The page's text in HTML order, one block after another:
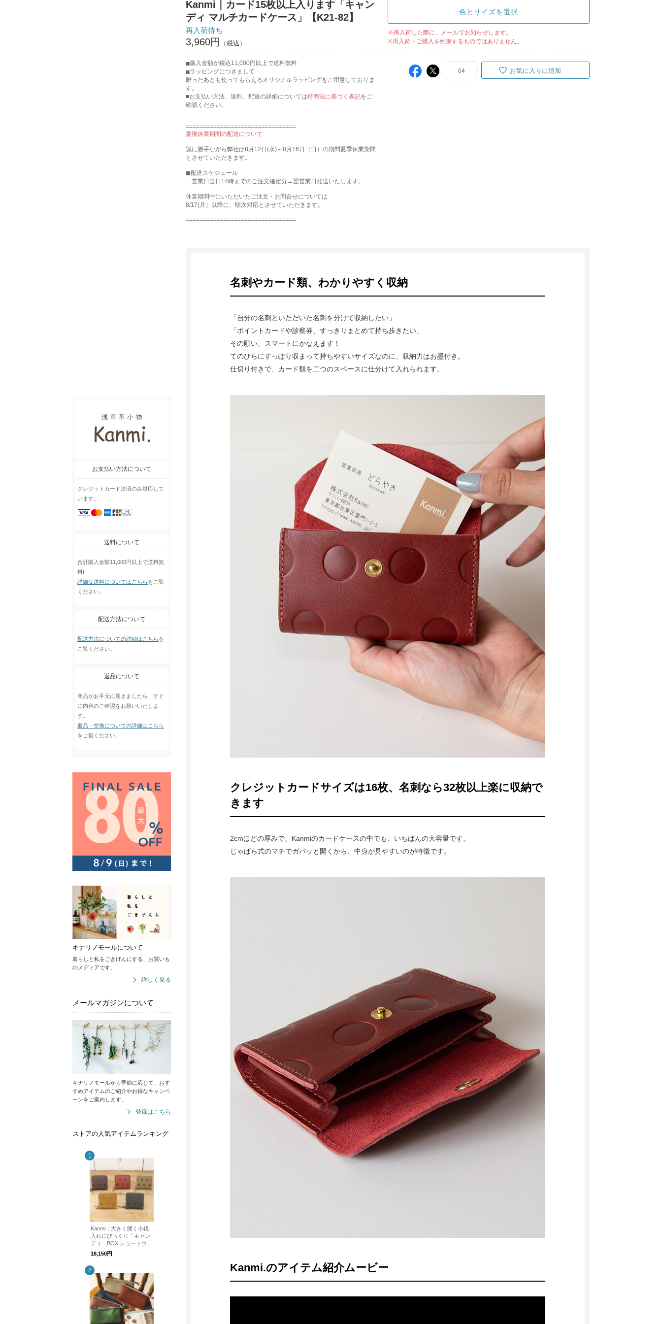
お支払い方法について
クレジットカード決済のみ対応して
います。
送料について
合計購入金額11,000円以上で送料無
料!
詳細な送料についてはこちらをご覧
ください。
配送方法について
配送方法についての詳細はこちらを
ご覧ください。
返品について
商品がお手元に届きましたら、すぐ
に内容のご確認をお願いいたしま
す。
返品・交換についての詳細はこちら
をご覧ください。
キナリノモールについて
暮らしと私をごきげんにする、お買いも
のメディアです。
詳しく見る
メールマガジンについて
キナリノモールから季節に応じて、おす
すめアイテムのご紹介やお得なキャンペ
ーンをご案内します。
登録はこちら
ストアの人気アイテムランキング
Kanmi｜大きく開く小銭
入れにびっくり「キャン
ディ BOX ショートウォ
レット」【WL11-27】財
18,150円
Kanmi｜カード15枚以上入ります「キャン
ディ マルチカードケース」【K21-82】
再入荷待ち
3,960円
色とサイズを選択
※再入荷した際に、メールでお知らせします。
※再入荷・ご購入を約束するものではありません。
購入金額が税込11,000円以上で送料無料
ラッピングにつきまして
贈ったあとも使ってもらえるオリジナルラッピングをご用意しておりま
す。
■お支払い方法、送料、配送の詳細については特商法に基づく表記をご
確認ください。
================================
夏期休業期間の配送について
誠に勝手ながら弊社は8月12日(水)～8月16日（日）の期間夏季休業期間
とさせていただきます。
◼︎配送スケジュール
営業日当日14時までのご注文確定分→翌営業日発送いたします。
休業期間中にいただいたご注文・お問合せについては
8/17(月）以降に、順次対応とさせていただきます。
================================
64 お気に入りに追加
名刺やカード類、わかりやすく収納
「自分の名刺といただいた名刺を分けて収納したい」
「ポイントカードや診察券、すっきりまとめて持ち歩きたい」
その願い、スマートにかなえます！
てのひらにすっぽり収まって持ちやすいサイズなのに、収納力はお墨付き。
仕切り付きで、カード類を二つのスペースに仕分けて入れられます。
クレジットカードサイズは16枚、名刺なら32枚以上楽に収納で
きます
2cmほどの厚みで、Kanmiのカードケースの中でも、いちばんの大容量です。
じゃばら式のマチでガバッと開くから、中身が見やすいのが特徴です。
Kanmi.のアイテム紹介ムービー